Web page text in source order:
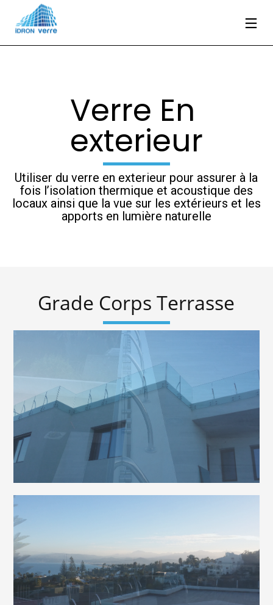
Verre En
exterieur
Utiliser du verre en exterieur pour assurer à la
fois l’isolation thermique et acoustique des
locaux ainsi que la vue sur les extérieurs et les
apports en lumière naturelle
Grade Corps Terrasse